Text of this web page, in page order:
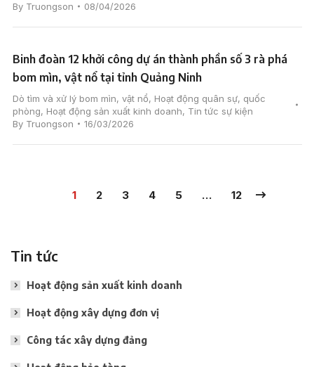
By Truongson 08/04/2026
Binh đoàn 12 khởi công dự án thành phần số 3 rà phá
bom mìn, vật nổ tại tỉnh Quảng Ninh
Dò tìm và xử lý bom mìn, vật nổ, Hoạt động quân sự, quốc
phòng, Hoạt động sản xuất kinh doanh, Tin tức sự kiện
By Truongson 16/03/2026
1 2 3 4 5 … 12
Tin tức
Hoạt động sản xuất kinh doanh
Hoạt động xây dựng đơn vị
Công tác xây dựng đảng